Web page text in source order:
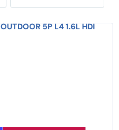
5P L4 1.6L HDI